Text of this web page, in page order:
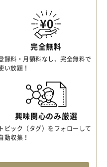
完全無料
録料・月額料なし、完全無料で
い放題！
興味関心のみ厳選
トピック（タグ）をフォローして
動収集！